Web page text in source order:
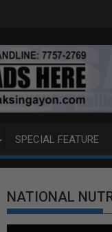
German expertise PNP
SPECIAL FEATURE
NATIONAL